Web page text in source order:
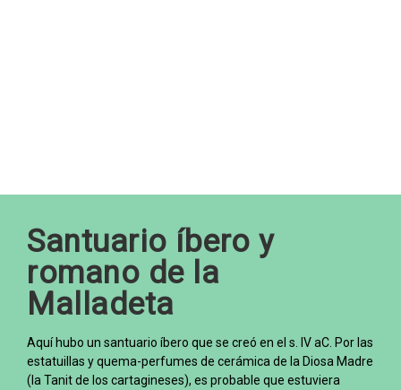
Santuario íbero y
romano de la
Malladeta
Aquí hubo un santuario íbero que se creó en el s. IV aC. Por las
estatuillas y quema-perfumes de cerámica de la Diosa Madre
(la Tanit de los cartagineses), es probable que estuviera